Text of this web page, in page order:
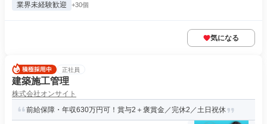
業界未経験歓迎 +30個
気になる
正社員
建築施工管理
株式会社オンサイト
前給保障・年収630万円可！賞与2＋褒賞金／完休2／土日祝休